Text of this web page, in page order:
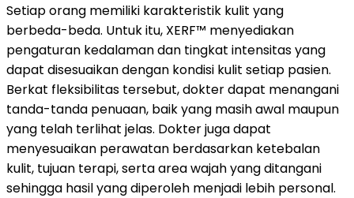
Setiap orang memiliki karakteristik kulit yang
berbeda-beda. Untuk itu, XERF™ menyediakan
pengaturan kedalaman dan tingkat intensitas yang
dapat disesuaikan dengan kondisi kulit setiap pasien.
Berkat fleksibilitas tersebut, dokter dapat menangani
tanda-tanda penuaan, baik yang masih awal maupun
yang telah terlihat jelas. Dokter juga dapat
menyesuaikan perawatan berdasarkan ketebalan
kulit, tujuan terapi, serta area wajah yang ditangani
sehingga hasil yang diperoleh menjadi lebih personal.